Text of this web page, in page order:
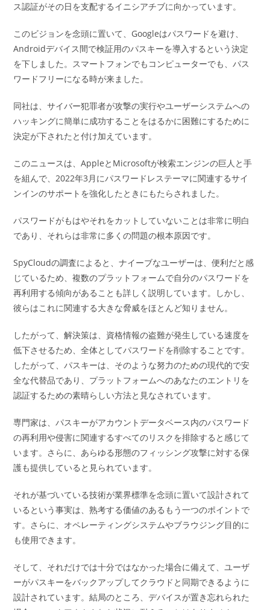
ス認証がその日を支配するイニシアチブに向かっています。
このビジョンを念頭に置いて、Googleはパスワードを避け、
Androidデバイス間で検証用のパスキーを導入するという決定
を下しました。スマートフォンでもコンピューターでも、パス
ワードフリーになる時が来ました。
同社は、サイバー犯罪者が攻撃の実行やユーザーシステムへの
ハッキングに簡単に成功することをはるかに困難にするために
決定が下されたと付け加えています。
このニュースは、AppleとMicrosoftが検索エンジンの巨人と手
を組んで、2022年3月にパスワードレステーマに関連するサイ
ンインのサポートを強化したときにもたらされました。
パスワードがもはやそれをカットしていないことは非常に明白
であり、それらは非常に多くの問題の根本原因です。
SpyCloudの調査によると、ナイーブなユーザーは、便利だと感
じているため、複数のプラットフォームで自分のパスワードを
再利用する傾向があることも詳しく説明しています。しかし、
彼らはこれに関連する大きな脅威をほとんど知りません。
したがって、解決策は、資格情報の盗難が発生している速度を
低下させるため、全体としてパスワードを削除することです。
したがって、パスキーは、そのような努力のための現代的で安
全な代替品であり、プラットフォームへのあなたのエントリを
認証するための素晴らしい方法と見なされています。
専門家は、パスキーがアカウントデータベース内のパスワード
の再利用や侵害に関連するすべてのリスクを排除すると感じて
います。さらに、あらゆる形態のフィッシング攻撃に対する保
護も提供していると見られています。
それが基づいている技術が業界標準を念頭に置いて設計されて
いるという事実は、熟考する価値のあるもう一つのポイントで
す。さらに、オペレーティングシステムやブラウジング目的に
も使用できます。
そして、それだけでは十分ではなかった場合に備えて、ユーザ
ーがパスキーをバックアップしてクラウドと同期できるように
設計されています。結局のところ、デバイスが置き忘れられた